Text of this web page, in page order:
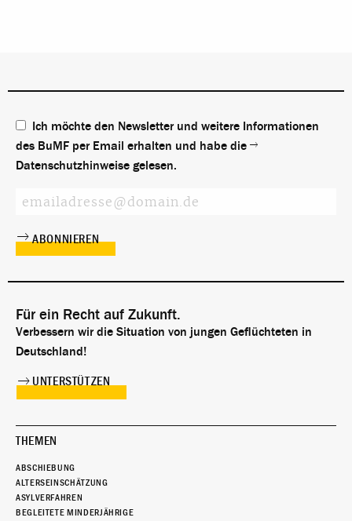
Ich möchte den Newsletter und weitere Informationen
des BuMF per Email erhalten und habe die
Datenschutzhinweise gelesen.
Für ein Recht auf Zukunft.
Verbessern wir die Situation von jungen Geflüchteten in
Deutschland!
UNTERSTÜTZEN
THEMEN
ABSCHIEBUNG
ALTERSEINSCHÄTZUNG
ASYLVERFAHREN
BEGLEITETE MINDERJÄHRIGE